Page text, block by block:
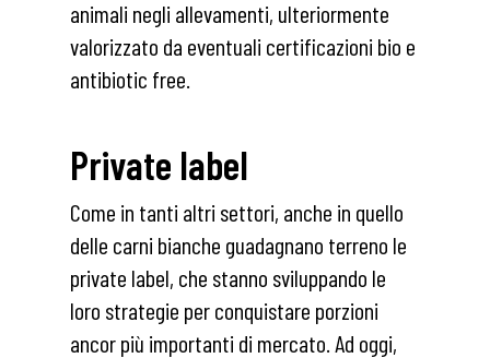
animali negli allevamenti, ulteriormente
valorizzato da eventuali certificazioni bio e
antibiotic free.
Private label
Come in tanti altri settori, anche in quello
delle carni bianche guadagnano terreno le
private label, che stanno sviluppando le
loro strategie per conquistare porzioni
ancor più importanti di mercato. Ad oggi,